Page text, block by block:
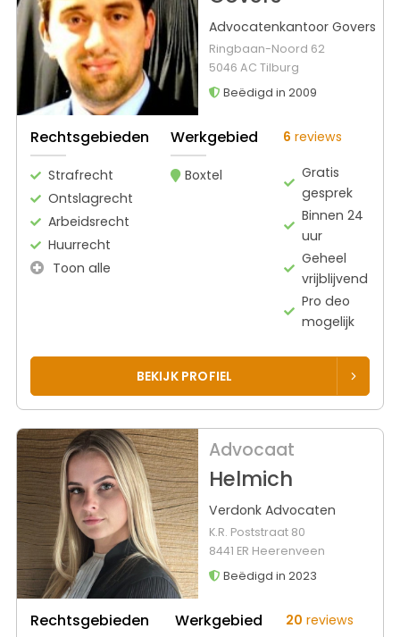
Advocatenkantoor Govers
Ringbaan-Noord 62
5046 AC Tilburg
Beëdigd in 2009
Rechtsgebieden
Strafrecht
Ontslagrecht
Arbeidsrecht
Huurrecht
Toon alle
Werkgebied
Boxtel
6 reviews
Gratis
gesprek
Binnen 24
uur
Geheel
vrijblijvend
Pro deo
mogelijk
BEKIJK PROFIEL
Advocaat
Helmich
Verdonk Advocaten
K.R. Poststraat 80
8441 ER Heerenveen
Beëdigd in 2023
Rechtsgebieden Werkgebied 20 reviews